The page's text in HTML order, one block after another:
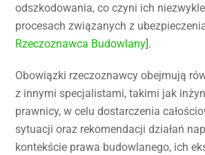
odszkodowania, co czyni ich
procesach związanych z
Rzeczoznawca Budowlany].
Obowiązki rzeczoznawcy obejmują
z innymi specjalistami, takimi jak
prawnicy, w celu dostarczenia
sytuacji oraz rekomendacji działań
kontekście prawa budowlanego, ich